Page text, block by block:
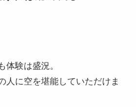
体験は盛況。
人に空を堪能していただけま